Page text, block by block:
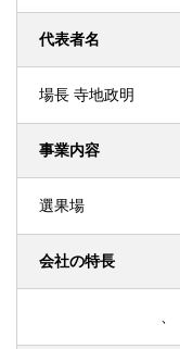
代表者名
場長 寺地政明
事業内容
選果場
会社の特長